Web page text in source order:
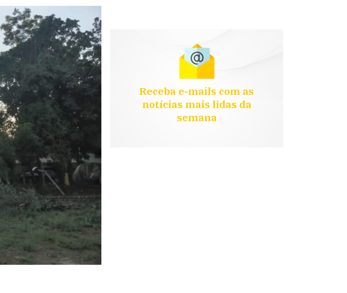
Receba e-mails com as
notícias mais lidas da
semana